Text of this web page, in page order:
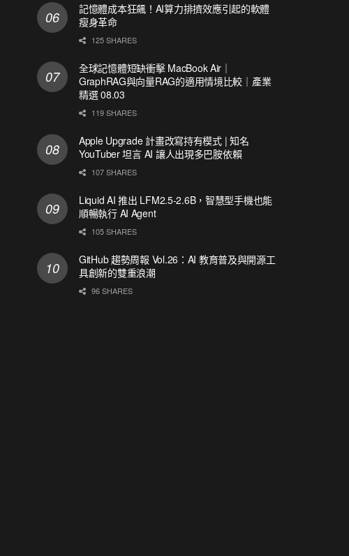
記憶體成本狂飆！AI算力排擠效應引起的軟體
瘦身革命
125 SHARES
全球記憶體短缺衝擊 MacBook Air｜
GraphRAG與向量RAG的適用情境比較｜產業
精選 08.03
119 SHARES
Apple Upgrade 計畫改寫持有模式 | 知名
YouTuber 坦言 AI 讓人出現多巴胺依賴
107 SHARES
Liquid AI 推出 LFM2.5-2.6B，智慧型手機也能
順暢執行 AI Agent
105 SHARES
GitHub 趨勢周報 Vol.26：AI 教育普及與開源工
具創新的雙重浪潮
96 SHARES